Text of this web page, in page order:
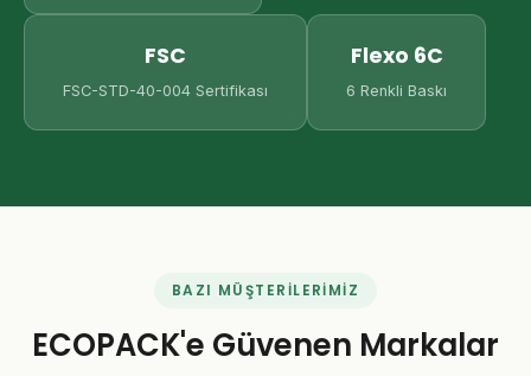
FSC
FSC-STD-40-004 Sertifikası
Flexo 6C
6 Renkli Baskı
BAZI MÜŞTERILERIMIZ
ECOPACK'e Güvenen Markalar